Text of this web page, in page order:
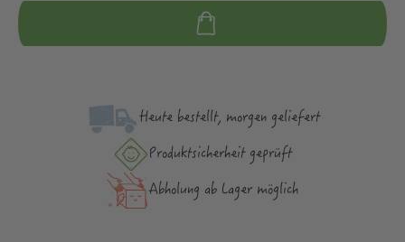
Heute bestellt, morgen geliefert
Produktsicher­heit geprüft
Abholung ab Lager möglich